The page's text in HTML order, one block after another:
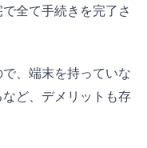
全て手続きを完了さ
、端末を持っていな
ど、デメリットも存